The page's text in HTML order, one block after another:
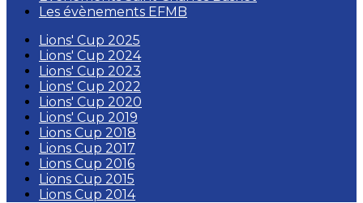
Les évènements EFMB
Lions' Cup 2025
Lions' Cup 2024
Lions' Cup 2023
Lions' Cup 2022
Lions' Cup 2020
Lions' Cup 2019
Lions Cup 2018
Lions Cup 2017
Lions Cup 2016
Lions Cup 2015
Lions Cup 2014